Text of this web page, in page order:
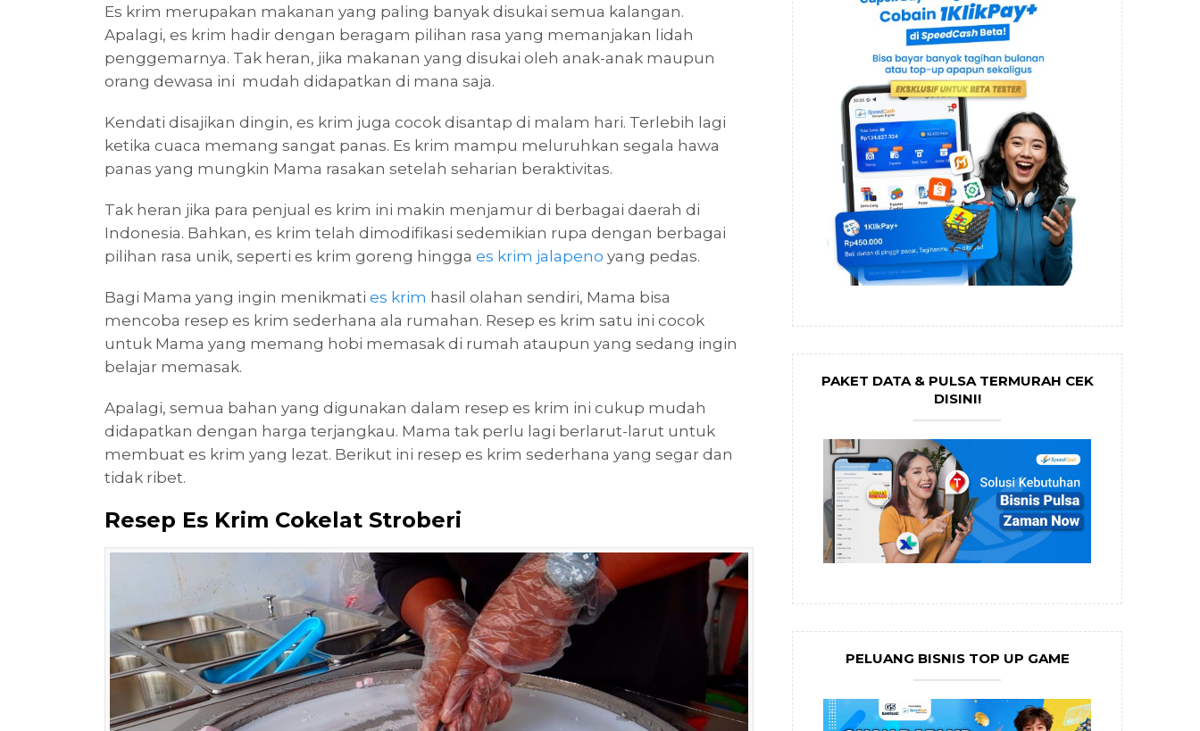
Es krim merupakan makanan yang paling banyak disukai semua kalangan.
Apalagi, es krim hadir dengan beragam pilihan rasa yang memanjakan lidah
penggemarnya. Tak heran, jika makanan yang disukai oleh anak-anak maupun
orang dewasa ini mudah didapatkan di mana saja.
Kendati disajikan dingin, es krim juga cocok disantap di malam hari. Terlebih lagi
ketika cuaca memang sangat panas. Es krim mampu meluruhkan segala hawa
panas yang mungkin Mama rasakan setelah seharian beraktivitas.
Tak heran jika para penjual es krim ini makin menjamur di berbagai daerah di
Indonesia. Bahkan, es krim telah dimodifikasi sedemikian rupa dengan berbagai
pilihan rasa unik, seperti es krim goreng hingga es krim jalapeno yang pedas.
Bagi Mama yang ingin menikmati es krim hasil olahan sendiri, Mama bisa
mencoba resep es krim sederhana ala rumahan. Resep es krim satu ini cocok
untuk Mama yang memang hobi memasak di rumah ataupun yang sedang ingin
belajar memasak.
Apalagi, semua bahan yang digunakan dalam resep es krim ini cukup mudah
didapatkan dengan harga terjangkau. Mama tak perlu lagi berlarut-larut untuk
membuat es krim yang lezat. Berikut ini resep es krim sederhana yang segar dan
tidak ribet.
Resep Es Krim Cokelat Stroberi
PAKET DATA & PULSA TERMURAH CEK
DISINI!
PELUANG BISNIS TOP UP GAME